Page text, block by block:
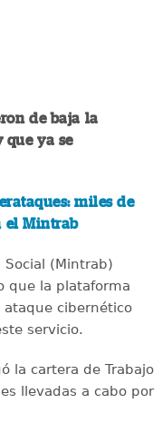
de baja la
que ya se
miles de
el Mintrab
Social (Mintrab)
que la plataforma
cibernético
servicio.
la cartera de Trabajo
llevadas a cabo por